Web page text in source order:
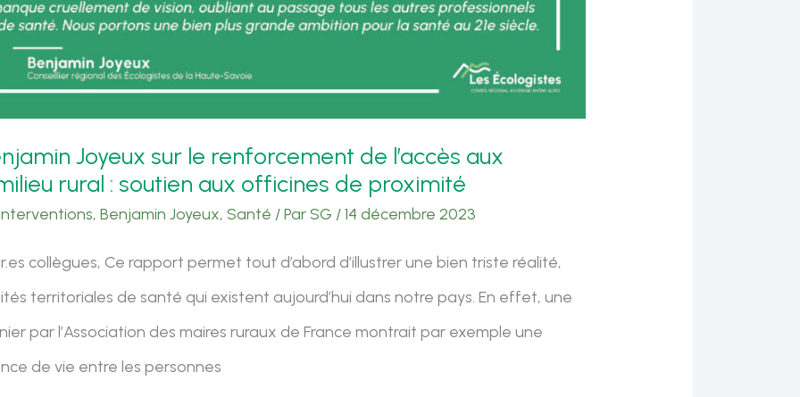
Joyeux sur le renforcement de l’accès aux
rural : soutien aux officines de proximité
,Benjamin Joyeux,Santé / ParSG/14 décembre 2023
collègues, Ce rapport permet tout d’abord d’illustrer une bien triste réalité,
territoriales de santé qui existent aujourd’hui dans notre pays. En effet, une
par l’Association des maires ruraux de France montrait par exemple une
de vie entre les personnes